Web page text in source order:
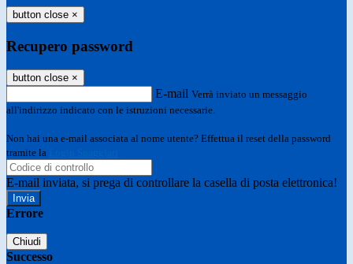
button close ×
Recupero password
button close ×
E-mail Verrà inviato un messaggio
all'indirizzo indicato con le istruzioni necessarie.
Non hai una e-mail associata al nome utente? Effettua il reset della password
tramite la
E-mail inviata, si prega di controllare la casella di posta elettronica!
Errore
Chiudi
Successo